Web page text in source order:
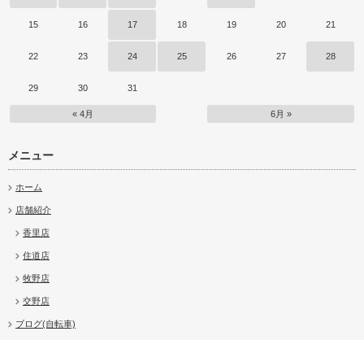
« 4月 6月 »
15 16 17 18 19 20 21
22 23 24 25 26 27 28
29 30 31
メニュー
ホーム
店舗紹介
香里店
住道店
牧野店
交野店
ブログ(自転車)